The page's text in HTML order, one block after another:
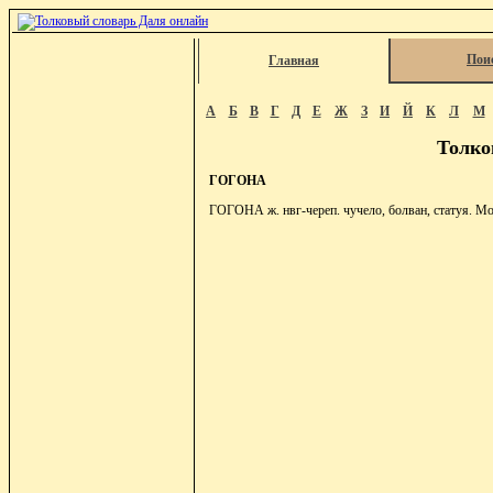
Главная
А Б В Г Д Е Ж З И Й К Л М
ГОГОНА
ГОГОНА ж. нвг-череп. чучело, болван, статуя.